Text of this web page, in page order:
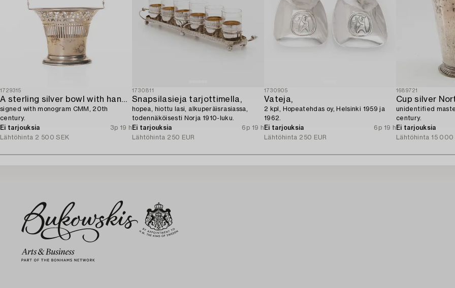
1729315
A sterling silver bowl with handle,
signed with monogram CMM, 20th
century.
Ei tarjouksia
3p 19 h
Lähtöhinta 2 500 SEK
1730811
Snapsilasieja tarjottimella,
hopea, hiottu lasi, alkuperäisrasiassa,
todennäköisesti Norja 1910-luku.
Ei tarjouksia
6p 19 h
Lähtöhinta 250 EUR
1730905
Vateja,
2 kpl, Hopeatehdas oy, Helsinki 1959 ja
1962.
Ei tarjouksia
6p 19 h
Lähtöhinta 250 EUR
1689721
Cup silver
unidentified
century.
Ei tarjouksia
Lähtöhinta 15 000